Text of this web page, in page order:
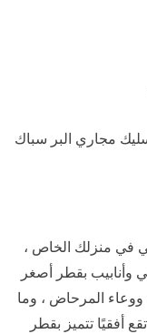
مجاري البر سباك
في منزلك الخاص ،
وأنابيب بقطر أصغر
المرحاض ، وما
أفقيًا تتميز بقطر